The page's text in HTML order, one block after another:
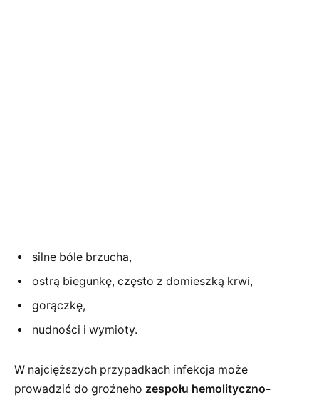
silne bóle brzucha,
ostrą biegunkę, często z domieszką krwi,
gorączkę,
nudności i wymioty.
W najcięższych przypadkach infekcja może
prowadzić do groźneho zespołu hemolityczno-